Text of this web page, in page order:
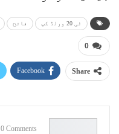
ٹی 20 ورلڈ کپ فاتح
0
Share
Facebook
0 Comments